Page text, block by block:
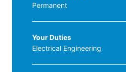
Permanent
Your Duties
Electrical Engineering